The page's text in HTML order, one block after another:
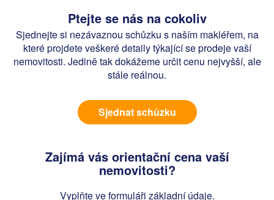
Ptejte se nás na cokoliv
Sjednejte si nezávaznou schůzku s naším makléřem, na
které projdete veškeré detaily týkající se prodeje vaší
nemovitosti. Jedině tak dokážeme určit cenu nejvyšší, ale
stále reálnou.
Sjednat schůzku
Zajímá vás orientační cena vaší
nemovitosti?
Vyplňte ve formuláři základní údaje.